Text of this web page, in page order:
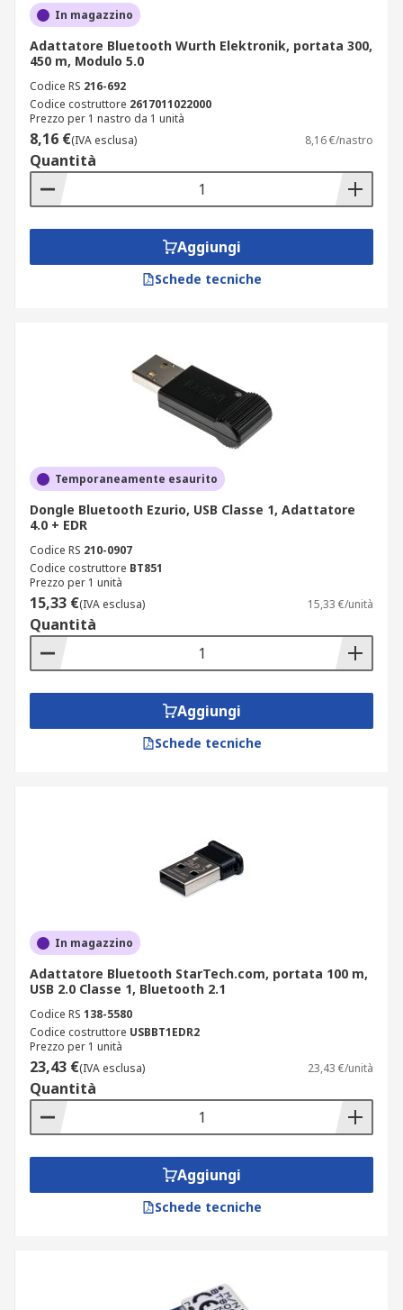
In magazzino
Adattatore Bluetooth Wurth Elektronik, portata 300,
450 m, Modulo 5.0
Codice RS 216-692
Codice costruttore 2617011022000
Prezzo per 1 nastro da 1 unità
8,16 €(IVA esclusa) 8,16 €/nastro
Quantità
Aggiungi
Schede tecniche
Temporaneamente esaurito
Dongle Bluetooth Ezurio, USB Classe 1, Adattatore
4.0 + EDR
Codice RS 210-0907
Codice costruttore BT851
Prezzo per 1 unità
15,33 €(IVA esclusa) 15,33 €/unità
Quantità
Aggiungi
Schede tecniche
In magazzino
Adattatore Bluetooth StarTech.com, portata 100 m,
USB 2.0 Classe 1, Bluetooth 2.1
Codice RS 138-5580
Codice costruttore USBBT1EDR2
Prezzo per 1 unità
23,43 €(IVA esclusa) 23,43 €/unità
Quantità
Aggiungi
Schede tecniche